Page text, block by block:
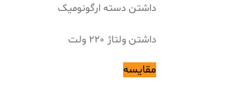
داشتن دسته ارگونومیک
داشتن ولتاژ 220 ولت
مقایسه